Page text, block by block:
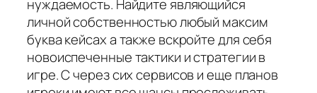
нуждаемость. Найдите являющийся
личной собственностью любый максим
буква кейсах а также вскройте для себя
новоиспеченные тактики и стратегии в
игре. С через сих сервисов и еще планов